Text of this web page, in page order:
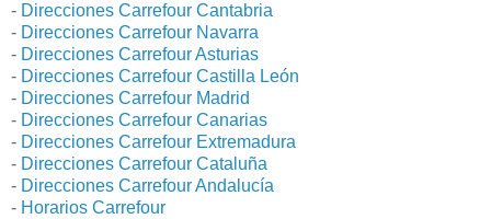
- Direcciones Carrefour Cantabria
- Direcciones Carrefour Navarra
- Direcciones Carrefour Asturias
- Direcciones Carrefour Castilla León
- Direcciones Carrefour Madrid
- Direcciones Carrefour Canarias
- Direcciones Carrefour Extremadura
- Direcciones Carrefour Cataluña
- Direcciones Carrefour Andalucía
- Horarios Carrefour